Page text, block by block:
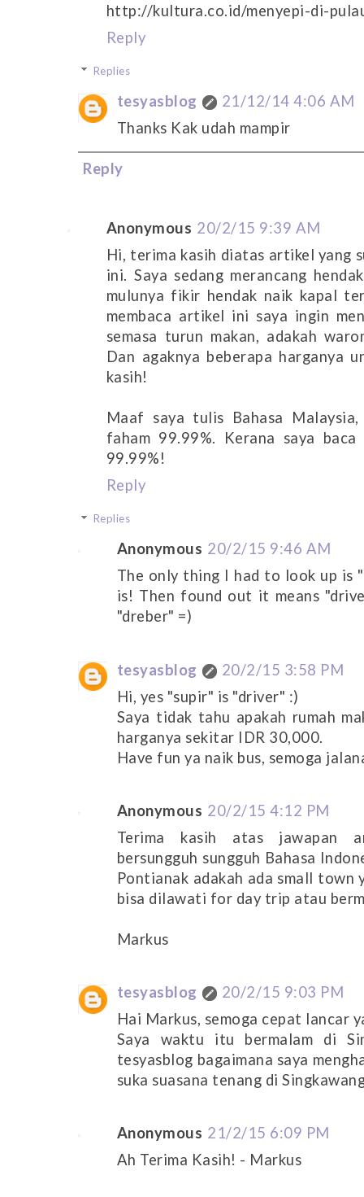
http://kultura.co.id/menyepi-di-
Reply
Replies
tesyasblog
21/12/14 4:06 AM
Thanks Kak udah mampir
Reply
Anonymous 20/2/15 9:39 AM
Hi, terima kasih diatas artikel yang
ini. Saya sedang merancang
mulunya fikir hendak naik kapal
membaca artikel ini saya ingin
semasa turun makan, adakah
Dan agaknya beberapa harganya
kasih!
Maaf saya tulis Bahasa
faham 99.99%. Kerana saya
99.99%!
Reply
Replies
Anonymous 20/2/15 9:46 AM
The only thing I had to look up is
is! Then found out it means
"dreber" =)
tesyasblog
20/2/15 3:58 PM
Hi, yes "supir" is "driver" :)
Saya tidak tahu apakah rumah
harganya sekitar IDR 30,000.
Have fun ya naik bus, semoga
Anonymous 20/2/15 4:12 PM
Terima kasih atas jawapan
bersungguh sungguh Bahasa
Pontianak adakah ada small
bisa dilawati for day trip atau
Markus
tesyasblog
20/2/15 9:03 PM
Hai Markus, semoga cepat lancar
Saya waktu itu bermalam di
tesyasblog bagaimana saya
suka suasana tenang di
Anonymous 21/2/15 6:09 PM
Ah Terima Kasih! - Markus